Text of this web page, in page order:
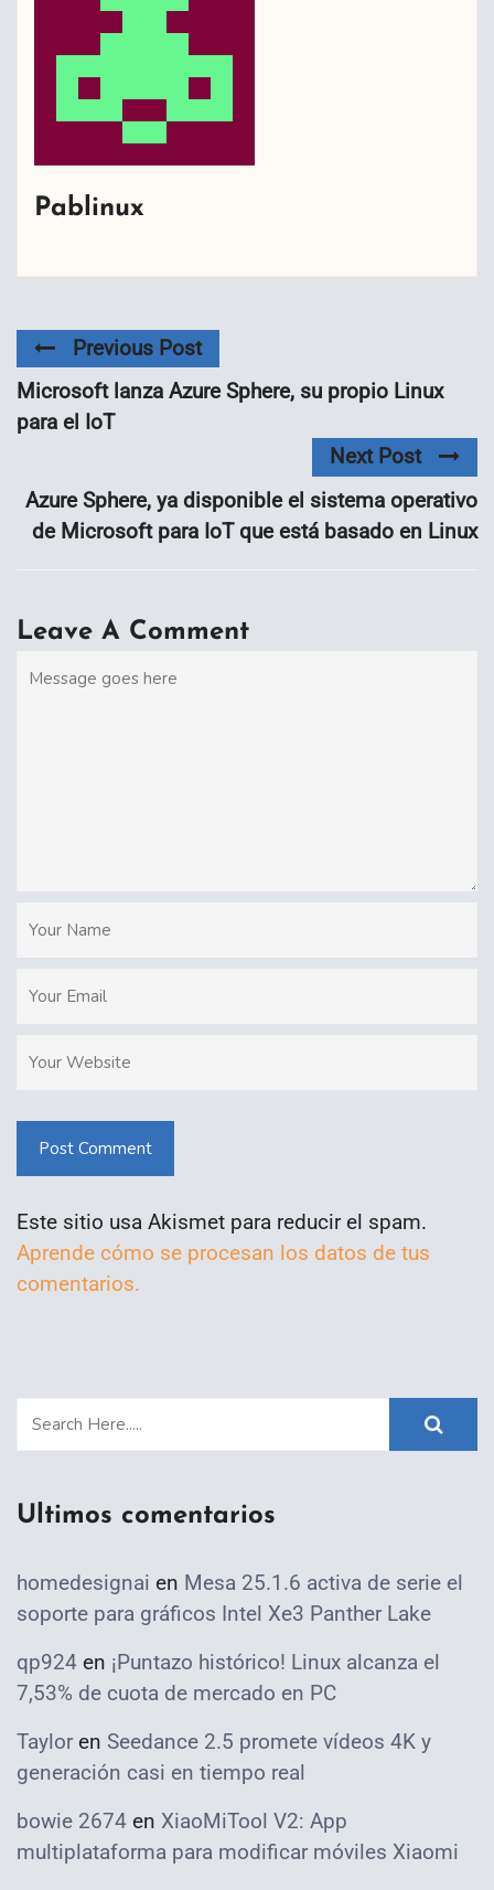
Pablinux
Previous Post
Microsoft lanza Azure Sphere, su propio Linux
para el IoT
Next Post
Azure Sphere, ya disponible el sistema operativo
de Microsoft para IoT que está basado en Linux
Leave A Comment
Post Comment
Este sitio usa Akismet para reducir el spam.
Aprende cómo se procesan los datos de tus
comentarios.
Ultimos comentarios
homedesignai en Mesa 25.1.6 activa de serie el
soporte para gráficos Intel Xe3 Panther Lake
qp924 en ¡Puntazo histórico! Linux alcanza el
7,53% de cuota de mercado en PC
Taylor en Seedance 2.5 promete vídeos 4K y
generación casi en tiempo real
bowie 2674 en XiaoMiTool V2: App
multiplataforma para modificar móviles Xiaomi